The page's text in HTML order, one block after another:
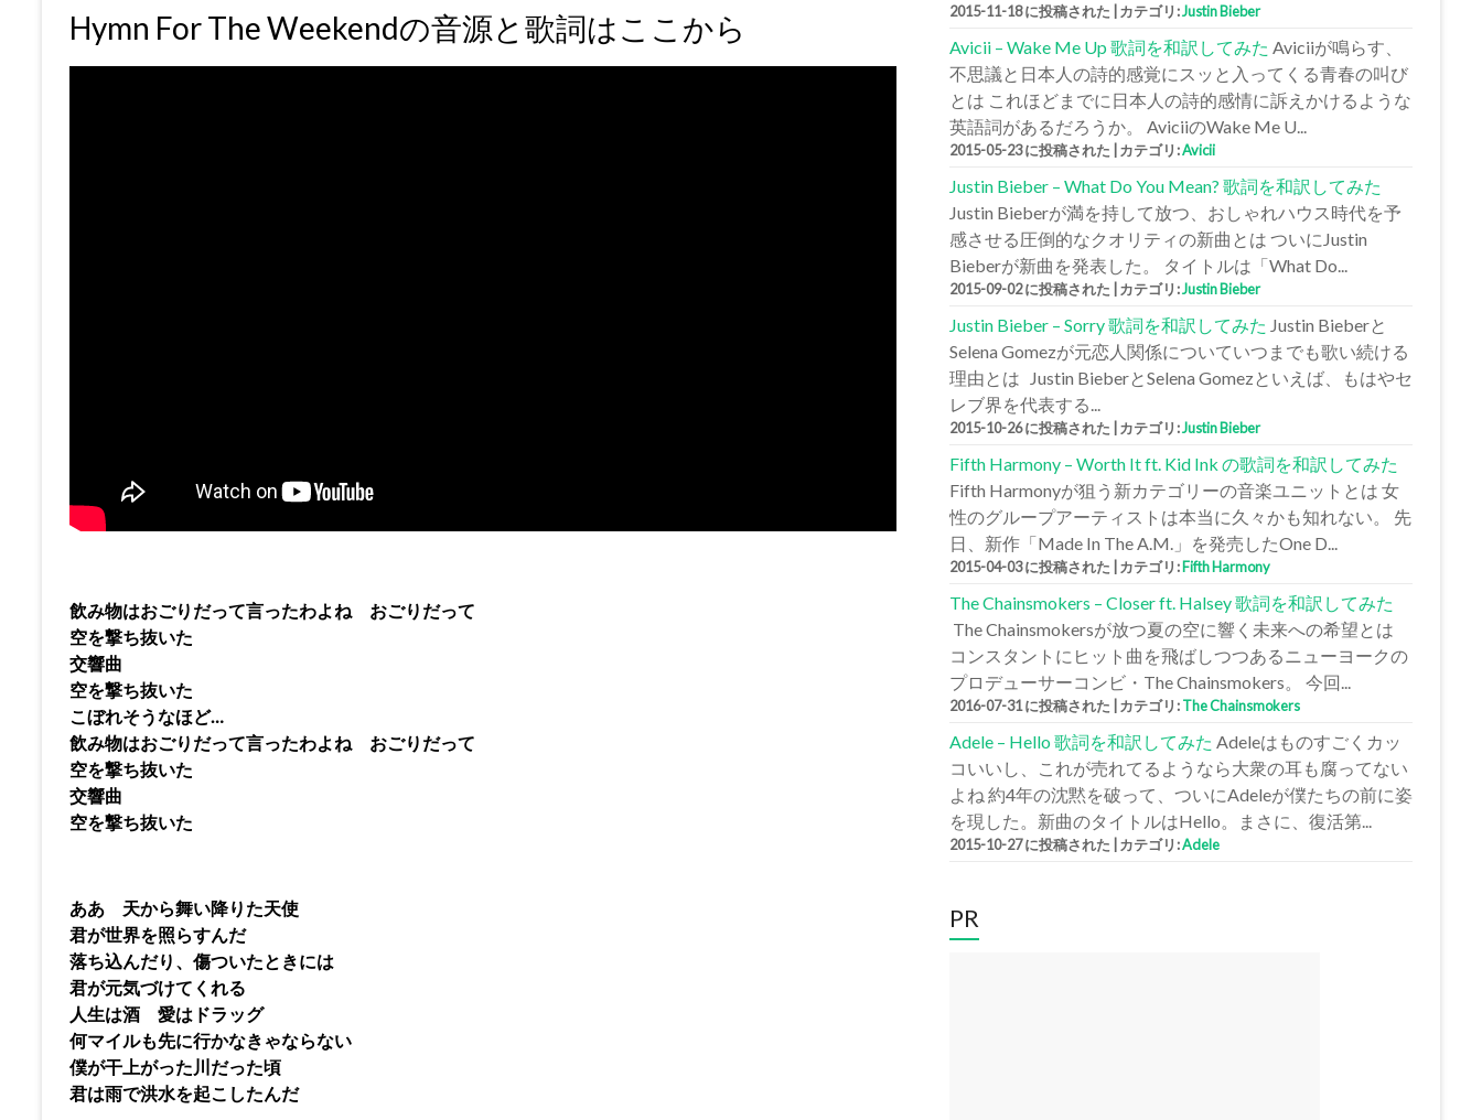
Hymn For The Weekendの音源と歌詞はここから
飲み物はおごりだって言ったわよね おごりだって
空を撃ち抜いた
交響曲
空を撃ち抜いた
こぼれそうなほど…
飲み物はおごりだって言ったわよね おごりだって
空を撃ち抜いた
交響曲
空を撃ち抜いた
ああ 天から舞い降りた天使
君が世界を照らすんだ
落ち込んだり、傷ついたときには
君が元気づけてくれる
人生は酒 愛はドラッグ
何マイルも先に行かなきゃならない
僕が干上がった川だった頃
君は雨で洪水を起こしたんだ
2015-11-18 に投稿された カテゴリ:Justin Bieber
Avicii – Wake Me Up 歌詞を和訳してみた Aviciiが鳴らす、
不思議と日本人の詩的感覚にスッと入ってくる青春の叫び
とは これほどまでに日本人の詩的感情に訴えかけるような
英語詞があるだろうか。 AviciiのWake Me U...
2015-05-23 に投稿された カテゴリ:Avicii
Justin Bieber – What Do You Mean? 歌詞を和訳してみた
Justin Bieberが満を持して放つ、おしゃれハウス時代を予
感させる圧倒的なクオリティの新曲とは ついにJustin
Bieberが新曲を発表した。 タイトルは「What Do...
2015-09-02 に投稿された カテゴリ:Justin Bieber
Justin Bieber – Sorry 歌詞を和訳してみた Justin Bieberと
Selena Gomezが元恋人関係についていつまでも歌い続ける
理由とは Justin BieberとSelena Gomezといえば、もはやセ
レブ界を代表する...
2015-10-26 に投稿された カテゴリ:Justin Bieber
Fifth Harmony – Worth It ft. Kid Ink の歌詞を和訳してみた
Fifth Harmonyが狙う新カテゴリーの音楽ユニットとは 女
性のグループアーティストは本当に久々かも知れない。 先
日、新作「Made In The A.M.」を発売したOne D...
2015-04-03 に投稿された カテゴリ:Fifth Harmony
The Chainsmokers – Closer ft. Halsey 歌詞を和訳してみた
The Chainsmokersが放つ夏の空に響く未来への希望とは
コンスタントにヒット曲を飛ばしつつあるニューヨークの
プロデューサーコンビ・The Chainsmokers。 今回...
2016-07-31 に投稿された カテゴリ:The Chainsmokers
Adele – Hello 歌詞を和訳してみた Adeleはものすごくカッ
コいいし、これが売れてるようなら大衆の耳も腐ってない
よね 約4年の沈黙を破って、ついにAdeleが僕たちの前に姿
を現した。新曲のタイトルはHello。まさに、復活第...
2015-10-27 に投稿された カテゴリ:Adele
PR